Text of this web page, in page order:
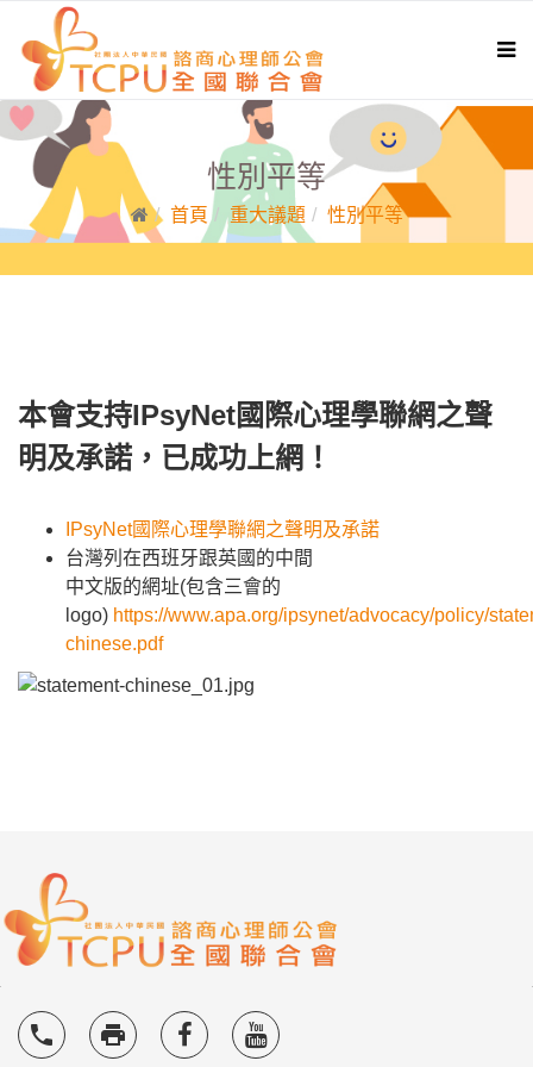
性別平等
首頁 重大議題 性別平等
本會支持IPsyNet國際心理學聯網之聲
明及承諾，已成功上網！
IPsyNet國際心理學聯網之聲明及承諾
台灣列在西班牙跟英國的中間
中文版的網址(包含三會的
logo) https://www.apa.org/ipsynet/advocacy/policy/
chinese.pdf
local_phone local_printshop